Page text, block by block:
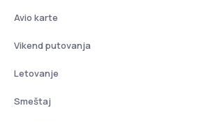
Avio karte
Vikend putovanja
Letovanje
Smeštaj